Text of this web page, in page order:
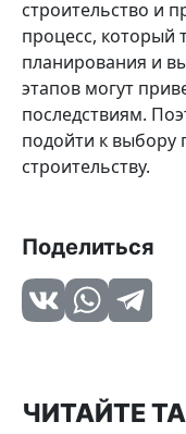
строительство и
процесс, который
планирования и
этапов могут
последствиям.
подойти к выбору
строительству.
Поделиться
ЧИТАЙТЕ